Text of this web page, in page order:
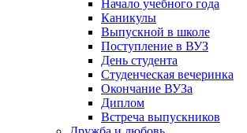
Начало учебного года
Каникулы
Выпускной в школе
Поступление в ВУЗ
День студента
Студенческая вечеринка
Окончание ВУЗа
Диплом
Встреча выпускников